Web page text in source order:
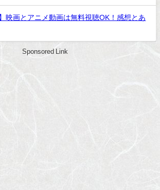
映画とアニメ動画は無料視聴OK！感想とあ
Sponsored Link